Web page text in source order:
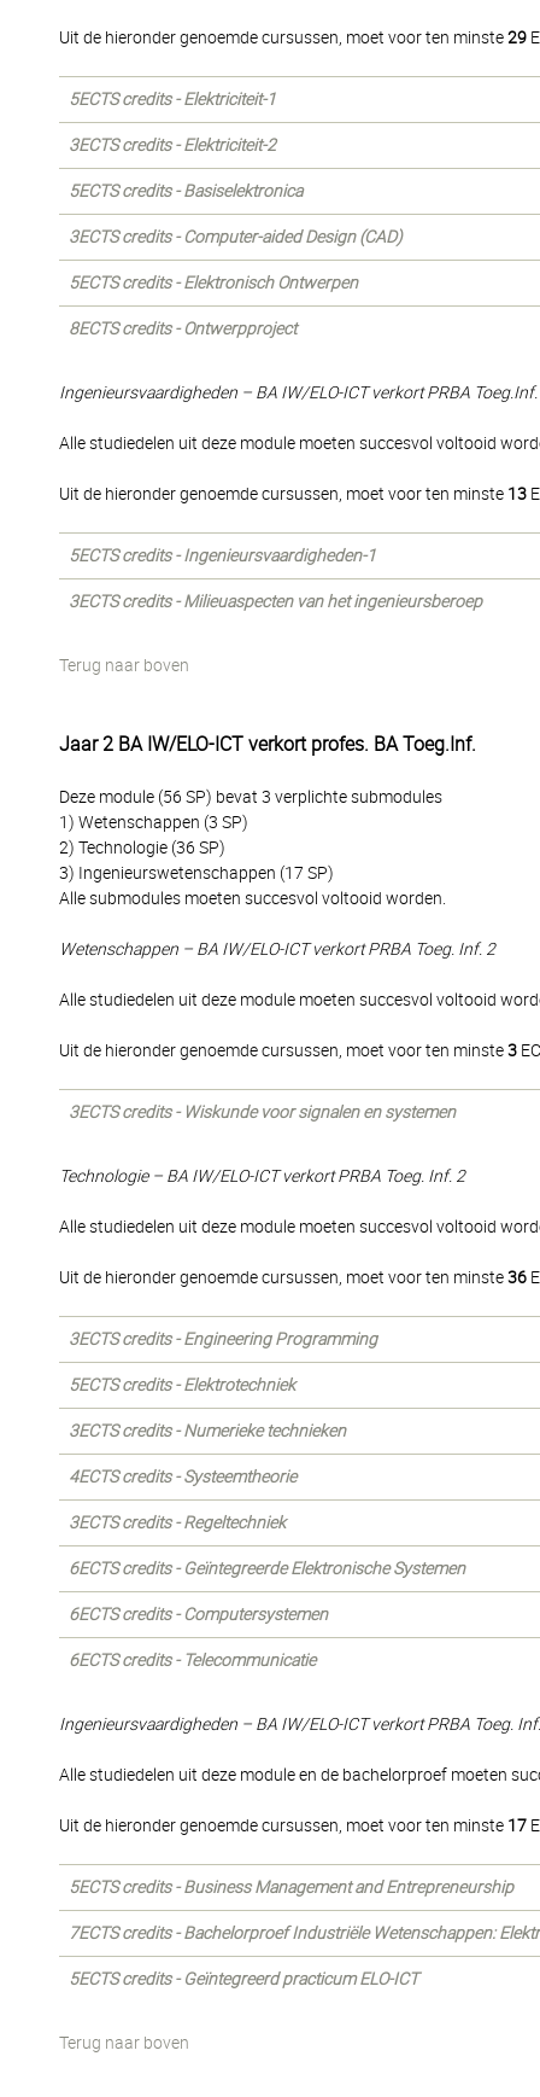
Uit de hieronder genoemde cursussen, moet voor ten minste29
5ECTS credits - Elektriciteit-1
3ECTS credits - Elektriciteit-2
5ECTS credits - Basiselektronica
3ECTS credits - Computer-aided Design (CAD)
5ECTS credits - Elektronisch Ontwerpen
8ECTS credits - Ontwerpproject
Ingenieursvaardigheden – BA IW/ELO-ICT verkort PRBA
Alle studiedelen uit deze module moeten succesvol voltooid
Uit de hieronder genoemde cursussen, moet voor ten minste 13
5ECTS credits - Ingenieursvaardigheden-1
3ECTS credits - Milieuaspecten van het ingenieursberoep
Terug naar boven
Jaar 2 BA IW/ELO-ICT verkort profes. BA Toeg.Inf.
Deze module (56 SP) bevat 3 verplichte submodules
1) Wetenschappen (3 SP)
2) Technologie (36 SP)
3) Ingenieurswetenschappen (17 SP)
Alle submodules moeten succesvol voltooid worden.
Wetenschappen – BA IW/ELO-ICT verkort PRBA Toeg. Inf. 2
Alle studiedelen uit deze module moeten succesvol voltooid
Uit de hieronder genoemde cursussen, moet voor ten minste3
3ECTS credits - Wiskunde voor signalen en systemen
Technologie – BA IW/ELO-ICT verkort PRBA Toeg. Inf. 2
Alle studiedelen uit deze module moeten succesvol voltooid
Uit de hieronder genoemde cursussen, moet voor ten minste36
3ECTS credits - Engineering Programming
5ECTS credits - Elektrotechniek
3ECTS credits - Numerieke technieken
4ECTS credits - Systeemtheorie
3ECTS credits - Regeltechniek
6ECTS credits - Geïntegreerde Elektronische Systemen
6ECTS credits - Computersystemen
6ECTS credits - Telecommunicatie
Ingenieursvaardigheden – BA IW/ELO-ICT verkort PRBA Toeg.
Alle studiedelen uit deze module en de bachelorproef moeten
Uit de hieronder genoemde cursussen, moet voor ten minste 17
5ECTS credits - Business Management and Entrepreneurship
7ECTS credits - Bachelorproef Industriële Wetenschappen:
5ECTS credits - Geïntegreerd practicum ELO-ICT
Terug naar boven